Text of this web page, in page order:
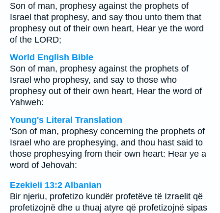
Son of man, prophesy against the prophets of
Israel that prophesy, and say thou unto them that
prophesy out of their own heart, Hear ye the word
of the LORD;
World English Bible
Son of man, prophesy against the prophets of
Israel who prophesy, and say to those who
prophesy out of their own heart, Hear the word of
Yahweh:
Young's Literal Translation
'Son of man, prophesy concerning the prophets of
Israel who are prophesying, and thou hast said to
those prophesying from their own heart: Hear ye a
word of Jehovah:
Ezekieli 13:2 Albanian
Bir njeriu, profetizo kundër profetëve të Izraelit që
profetizojnë dhe u thuaj atyre që profetizojnë sipas